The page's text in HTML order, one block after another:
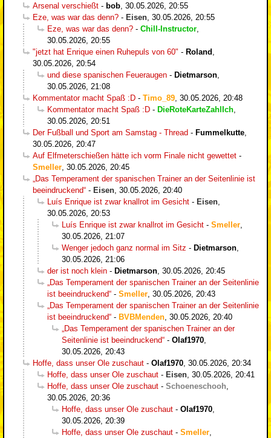
Arsenal verschießt - bob 30.05.2026, 20:55
Eze, was war das denn? - Eisen 30.05.2026, 20:55
Eze, was war das denn? - Chill-Instructor
30.05.2026, 20:55
"jetzt hat Enrique einen Ruhepuls von 60" - Roland
30.05.2026, 20:54
und diese spanischen Feueraugen - Dietmarson
30.05.2026, 21:08
Kommentator macht Spaß :D - Timo_89 30.05.2026, 20:48
Kommentator macht Spaß :D - DieRoteKarteZahlIch
30.05.2026, 20:51
Der Fußball und Sport am Samstag - Thread - Fummelkutte
30.05.2026, 20:47
Auf Elfmeterschießen hätte ich vorm Finale nicht gewettet -
Smeller 30.05.2026, 20:45
„Das Temperament der spanischen Trainer an der Seitenlinie ist
beeindruckend“ - Eisen 30.05.2026, 20:40
Luís Enrique ist zwar knallrot im Gesicht - Eisen
30.05.2026, 20:53
Luís Enrique ist zwar knallrot im Gesicht - Smeller
30.05.2026, 21:07
Wenger jedoch ganz normal im Sitz - Dietmarson
30.05.2026, 21:06
der ist noch klein - Dietmarson 30.05.2026, 20:45
„Das Temperament der spanischen Trainer an der Seitenlinie
ist beeindruckend“ - Smeller 30.05.2026, 20:43
„Das Temperament der spanischen Trainer an der Seitenlinie
ist beeindruckend“ - BVBMenden 30.05.2026, 20:40
„Das Temperament der spanischen Trainer an der
Seitenlinie ist beeindruckend“ - Olaf1970
30.05.2026, 20:43
Hoffe, dass unser Ole zuschaut - Olaf1970 30.05.2026, 20:34
Hoffe, dass unser Ole zuschaut - Eisen 30.05.2026, 20:41
Hoffe, dass unser Ole zuschaut - Schoeneschooh
30.05.2026, 20:36
Hoffe, dass unser Ole zuschaut - Olaf1970
30.05.2026, 20:39
Hoffe, dass unser Ole zuschaut - Smeller